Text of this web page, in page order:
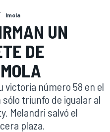
Imola
UN
DE
victoria número 58 en el
sólo triunfo de igualar al
Melandri salvó el
plaza.